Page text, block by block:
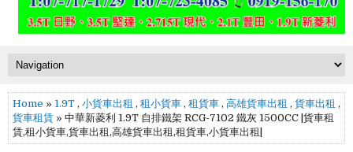
Home » 1.9T , 小貨車出租 , 租小貨車 , 租貨車 , 高雄貨車出租 , 貨車出租 ,
貨車租賃 » 中華新菱利 1.9T 自排鐵架 RCG-7102 鐵灰 1500CC |貨車租
賃,租小貨車,貨車出租,高雄貨車出租,租貨車,小貨車出租|